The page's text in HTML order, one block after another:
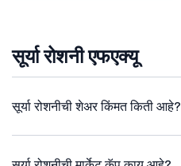
सूर्या रोशनी एफएक्यू
सूर्या रोशनीची शेअर किंमत किती आहे?